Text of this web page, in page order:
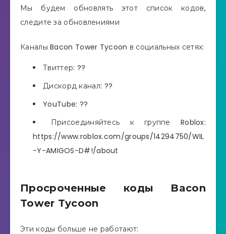
Мы будем обновлять этот список кодов,
следите за обновлениями
Каналы Bacon Tower Tycoon в социальных сетях:
Твиттер: ??
Дискорд канал: ??
YouTube: ??
Присоединяйтесь к группе Roblox:
https://www.roblox.com/groups/14294750/WIL
-Y-AMIGOS-D#!/about
Просроченные коды Bacon
Tower Tycoon
Эти коды больше не работают: